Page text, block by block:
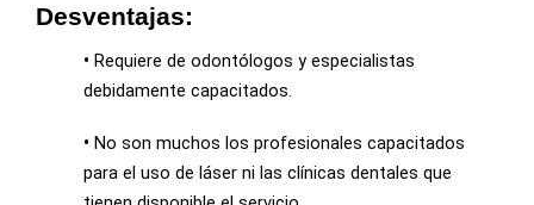
Desventajas:
• Requiere de odontólogos y especialistas
debidamente capacitados.
• No son muchos los profesionales capacitados
para el uso de láser ni las clínicas dentales que